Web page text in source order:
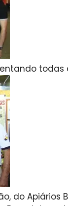
todas
do Apiários